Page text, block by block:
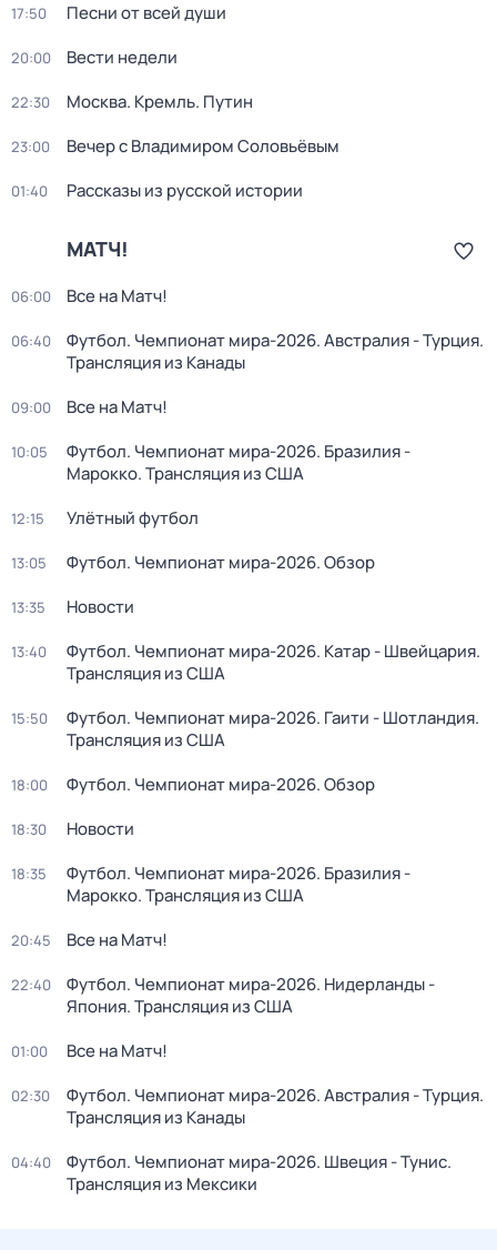
17:50 Песни от всей души
20:00 Вести недели
22:30 Москва. Кремль. Путин
23:00 Вечер с Владимиром Соловьёвым
01:40 Рассказы из русской истории
МАТЧ!
06:00 Все на Матч!
06:40
Футбол. Чемпионат мира-2026. Австралия - Турция.
Трансляция из Канады
09:00 Все на Матч!
10:05
Футбол. Чемпионат мира-2026. Бразилия -
Марокко. Трансляция из США
12:15 Улётный футбол
13:05 Футбол. Чемпионат мира-2026. Обзор
13:35 Новости
13:40
Футбол. Чемпионат мира-2026. Катар - Швейцария.
Трансляция из США
15:50
Футбол. Чемпионат мира-2026. Гаити - Шотландия.
Трансляция из США
18:00 Футбол. Чемпионат мира-2026. Обзор
18:30 Новости
18:35
Футбол. Чемпионат мира-2026. Бразилия -
Марокко. Трансляция из США
20:45 Все на Матч!
22:40
Футбол. Чемпионат мира-2026. Нидерланды -
Япония. Трансляция из США
01:00 Все на Матч!
02:30
Футбол. Чемпионат мира-2026. Австралия - Турция.
Трансляция из Канады
04:40
Футбол. Чемпионат мира-2026. Швеция - Тунис.
Трансляция из Мексики